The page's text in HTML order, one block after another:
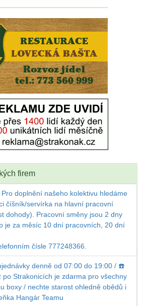
firem
Pro doplnění našeho kolektivu hledáme
číšník/servírka na hlavní pracovní
dohody). Pracovní směny jsou 2 dny
je za měsíc 10 dní pracovních, 20 dní
čísle 777248366.
denně od 07:00 do 19:00 / ☎️
po Strakonicích je zdarma pro všechny
boxy / nechte starost ohledně obědů i
Hangár Teamu